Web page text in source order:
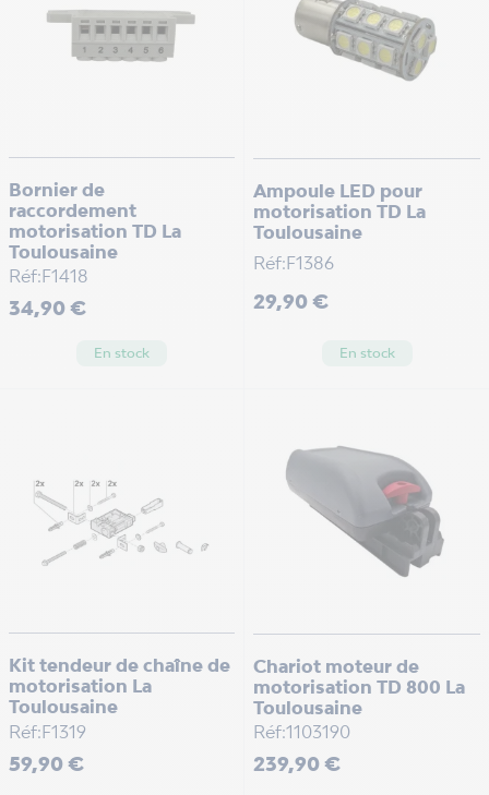
Bornier de
raccordement
motorisation TD La
Toulousaine
Réf:F1418
Prix
34,90 €
En stock
Ampoule LED pour
motorisation TD La
Toulousaine
Réf:F1386
Prix
29,90 €
En stock
Kit tendeur de chaîne de
motorisation La
Toulousaine
Réf:F1319
Prix
59,90 €
Chariot moteur de
motorisation TD 800 La
Toulousaine
Réf:1103190
Prix
239,90 €